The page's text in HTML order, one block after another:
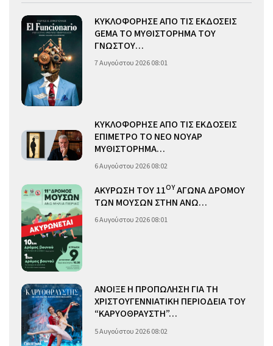
ΚΥΚΛΟΦΟΡΗΣΕ ΑΠΟ ΤΙΣ ΕΚΔΟΣΕΙΣ
GEMA ΤΟ ΜΥΘΙΣΤΟΡΗΜΑ ΤΟΥ
ΓΝΩΣΤΟΥ…
7 Αυγούστου 2026 08:01
ΚΥΚΛΟΦΟΡΗΣΕ ΑΠΟ ΤΙΣ ΕΚΔΟΣΕΙΣ
ΕΠΙΜΕΤΡΟ ΤΟ ΝΕΟ ΝΟΥΑΡ
ΜΥΘΙΣΤΟΡΗΜΑ…
6 Αυγούστου 2026 08:02
ΑΚΥΡΩΣΗ ΤΟΥ 11ΟΥΑΓΩΝΑ ΔΡΟΜΟΥ
ΤΩΝ ΜΟΥΣΩΝ ΣΤΗΝ ΑΝΩ…
6 Αυγούστου 2026 08:01
ΑΝΟΙΞΕ Η ΠΡΟΠΩΛΗΣΗ ΓΙΑ ΤΗ
ΧΡΙΣΤΟΥΓΕΝΝΙΑΤΙΚΗ ΠΕΡΙΟΔΕΙΑ ΤΟΥ
“ΚΑΡΥΟΘΡΑΥΣΤΗ”…
5 Αυγούστου 2026 08:02